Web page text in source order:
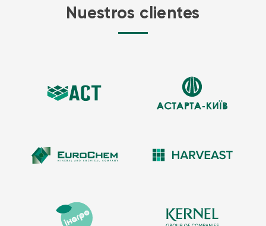
Nuestros clientes